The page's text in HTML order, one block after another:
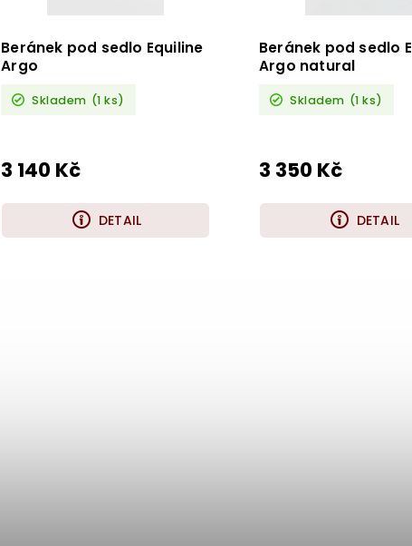
Beránek pod sedlo Equiline
Argo
Skladem (1 ks)
3 140 Kč
DETAIL
Beránek pod sedlo
Argo natural
Skladem (1 ks)
3 350 Kč
DETAIL